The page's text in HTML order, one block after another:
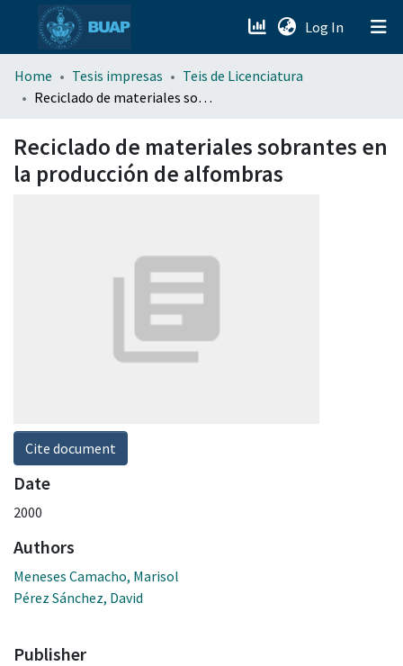
Log In (current)
menu.section.about_menu
Home Tesis impresas
Teis de Licenciatura
Reciclado de materiales sobrantes en la producción de alfombras
Reciclado de materiales sobrantes en
la producción de alfombras
Cite document
Date
2000
Authors
Meneses Camacho, Marisol
Pérez Sánchez, David
Publisher